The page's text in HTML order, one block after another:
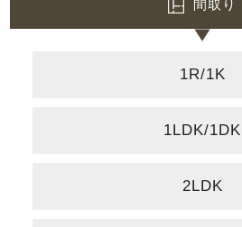
間取り
1R/1K
1LDK/1DK
2LDK